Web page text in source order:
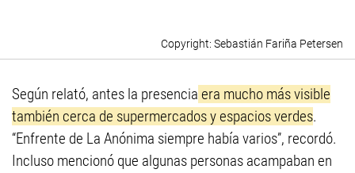
Sebastián Fariña Petersen
Según relató, antes la presencia era mucho más visible
también cerca de supermercados y espacios verdes.
“Enfrente de La Anónima siempre había varios”, recordó.
Incluso mencionó que algunas personas acampaban en